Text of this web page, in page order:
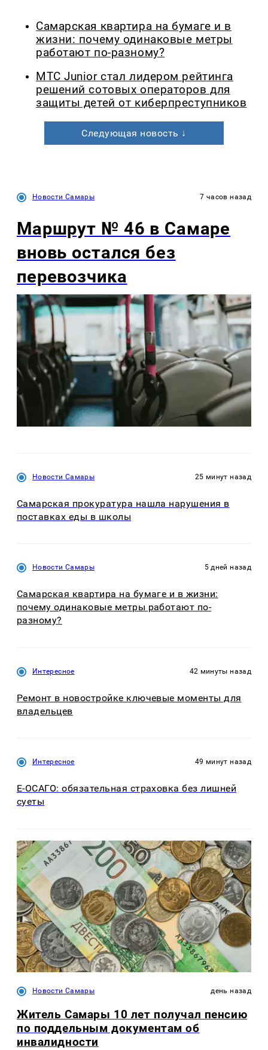
Самарская квартира на бумаге и в
жизни: почему одинаковые метры
работают по-разному?
МТС Junior стал лидером рейтинга
решений сотовых операторов для
защиты детей от киберпреступников
Следующая новость ↓
Новости Самары 7 часов назад
Маршрут № 46 в Самаре
вновь остался без
перевозчика
Новости Самары 25 минут назад
Самарская прокуратура нашла нарушения в
поставках еды в школы
Новости Самары 5 дней назад
Самарская квартира на бумаге и в жизни:
почему одинаковые метры работают по-
разному?
Интересное 42 минуты назад
Ремонт в новостройке ключевые моменты для
владельцев
Интересное 49 минут назад
Е-ОСАГО: обязательная страховка без лишней
суеты
Новости Самары день назад
Житель Самары 10 лет получал пенсию
по поддельным документам об
инвалидности